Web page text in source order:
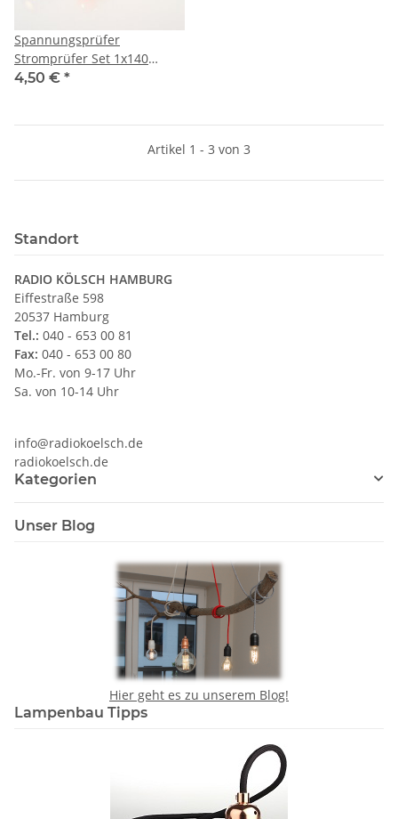
Spannungsprüfer
Stromprüfer Set 1x140
1x190mm 200-250V Tüv/GS
4,50 € *
Artikel 1 - 3 von 3
Standort
RADIO KÖLSCH HAMBURG
Eiffestraße 598
20537 Hamburg
Tel.: 040 - 653 00 81
Fax: 040 - 653 00 80
Mo.-Fr. von 9-17 Uhr
Sa. von 10-14 Uhr
info@radiokoelsch.de
radiokoelsch.de
Kategorien
Unser Blog
Hier geht es zu unserem Blog!
Lampenbau Tipps